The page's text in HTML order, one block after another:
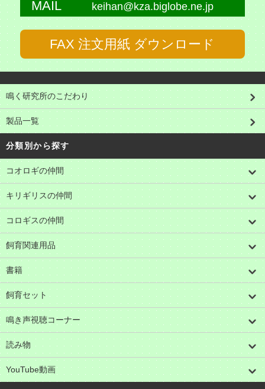
MAIL keihan@kza.biglobe.ne.jp
FAX 注文用紙 ダウンロード
鳴く研究所のこだわり
製品一覧
分類別から探す
コオロギの仲間
キリギリスの仲間
コロギスの仲間
飼育関連用品
書籍
飼育セット
鳴き声視聴コーナー
読み物
YouTube動画